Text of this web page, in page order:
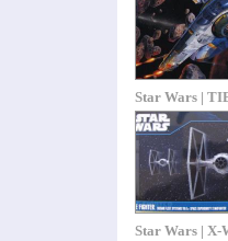
Star Wars |
Star Wars | X-